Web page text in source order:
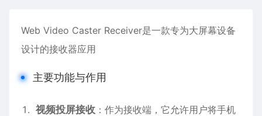
Web Video Caster Receiver是一款专为大屏幕设备
设计的接收器应用
主要功能与作用
视频投屏接收 ：作为接收端，它允许用户将手机